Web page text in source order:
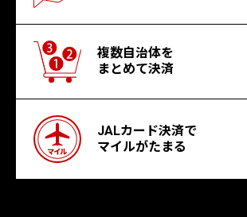
複数自治体を
まとめて決済
JALカード決済で
マイルがたまる